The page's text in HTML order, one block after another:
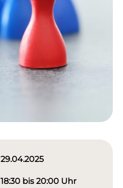
29.04.2025
18:30 bis 20:00 Uhr